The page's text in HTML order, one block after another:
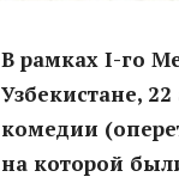
В рамках I-го
Узбекистане,
комедии
на которой